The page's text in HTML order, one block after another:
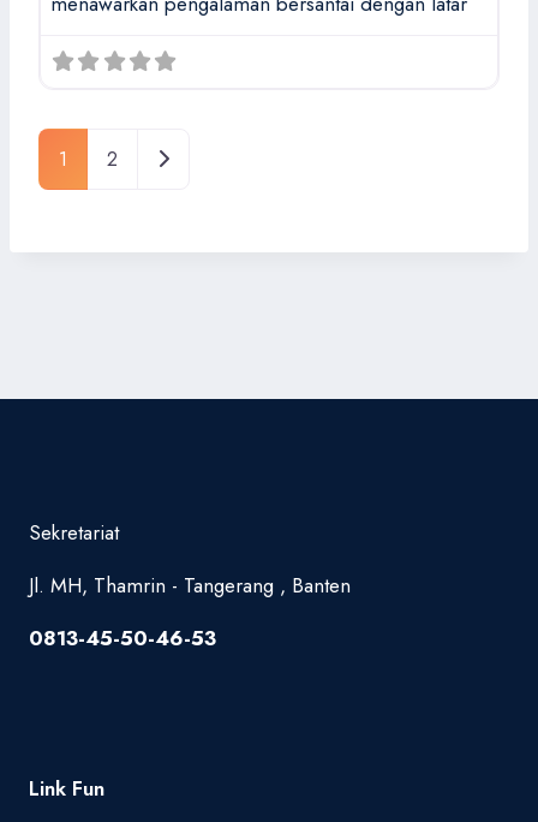
Posts navigation
1 2 Older posts
Sekretariat
Jl. MH, Thamrin - Tangerang , Banten
0813-45-50-46-53
Link Fun